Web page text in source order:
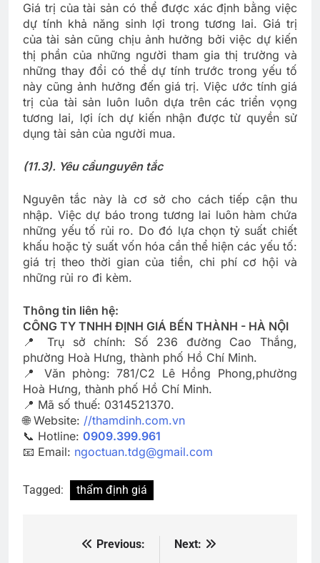
Giá trị của tài sản có thể được xác định bằng việc
dự tính khả năng sinh lợi trong tương lai. Giá trị
của tài sản cũng chịu ảnh hưởng bởi việc dự kiến
thị phần của những người tham gia thị trường và
những thay đổi có thể dự tính trước trong yếu tố
này cũng ảnh hưởng đến giá trị. Việc ước tính giá
trị của tài sản luôn luôn dựa trên các triển vọng
tương lai, lợi ích dự kiến nhận được từ quyền sử
dụng tài sản của người mua.
(11.3). Yêu cầunguyên tắc
Nguyên tắc này là cơ sở cho cách tiếp cận thu
nhập. Việc dự báo trong tương lai luôn hàm chứa
những yếu tố rủi ro. Do đó lựa chọn tỷ suất chiết
khấu hoặc tỷ suất vốn hóa cần thể hiện các yếu tố:
giá trị theo thời gian của tiền, chi phí cơ hội và
những rủi ro đi kèm.
Thông tin liên hệ:
CÔNG TY TNHH ĐỊNH GIÁ BẾN THÀNH - HÀ NỘI
📍 Trụ sở chính: Số 236 đường Cao Thắng,
phường Hoà Hưng, thành phố Hồ Chí Minh.
📍 Văn phòng: 781/C2 Lê Hồng Phong,phường
Hoà Hưng, thành phố Hồ Chí Minh.
📍 Mã số thuế: 0314521370.
🌐 Website: //thamdinh.com.vn
📞 Hotline: 0909.399.961
📧 Email: ngoctuan.tdg@gmail.com
Tagged: thẩm định giá
Previous:
Next: